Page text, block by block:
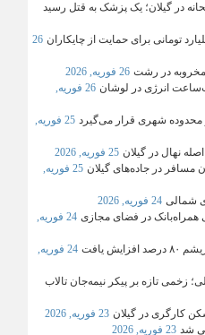
در گیلان؛ یک پزشک به قتل رسید
26
26 فوریه, 2026
26 فوریه,
محدوده شهری قرار می‌گیرد
25 فوریه,
25 فوریه, 2026
25 فوریه,
شمالی 24 فوریه, 2026
همراه‌بانک در فضای مجازی
24 فوریه,
یافت
24 فوریه,
زخمی تازه بر پیکر نیمه‌جان تالاب
کارگری در گیلان 23 فوریه, 2026
شد 23 فوریه, 2026